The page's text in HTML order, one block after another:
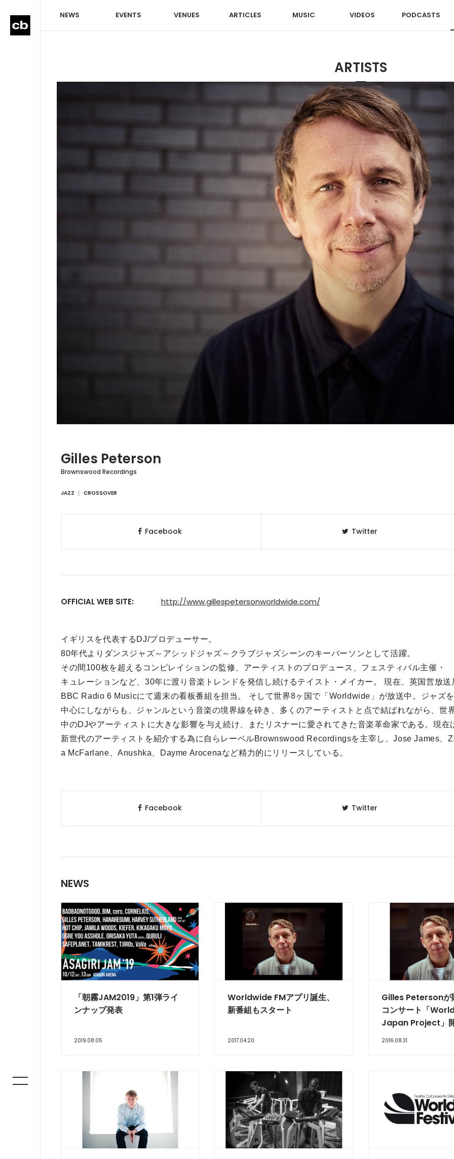
NEWS EVENTS VENUES ARTICLES MUSIC VIDEOS PODCASTS
ARTISTS
Gilles Peterson
Brownswood Recordings
JAZZ CROSSOVER
Facebook Twitter
OFFICIAL WEB SITE: http://www.gillespetersonworldwide.com/
イギリスを代表するDJ/プロデューサー。
80年代よりダンスジャズ～アシッドジャズ～クラブジャズシーンのキーパーソンとして活躍。
その間100枚を超えるコンピレイションの監修、アーティストのプロデュース、フェスティバル主催・
キュレーションなど、30年に渡り音楽トレンドを発信し続けるテイスト・メイカー。 現在、英国営放送
BBC Radio 6 Musicにて週末の看板番組を担当。 そして世界8ヶ国で「Worldwide」が放送中。ジャズを
中心にしながらも、ジャンルという音楽の境界線を砕き、多くのアーティストと点で結ばれながら、世
中のDJやアーティストに大きな影響を与え続け、またリスナーに愛されてきた音楽革命家である。現在
新世代のアーティストを紹介する為に自らレーベルBrownswood Recordingsを主宰し、Jose James、
a McFarlane、Anushka、Dayme Arocenaなど精力的にリリースしている。
Facebook Twitter
NEWS
​「朝霧JAM2019」第1弾ライ
ンナップ発表
2019.08.05
Worldwide FMアプリ誕生、
新番組もスタート
2017.04.20
Gilles Petersonが
コンサート「
Japan Project」
2016.08.31